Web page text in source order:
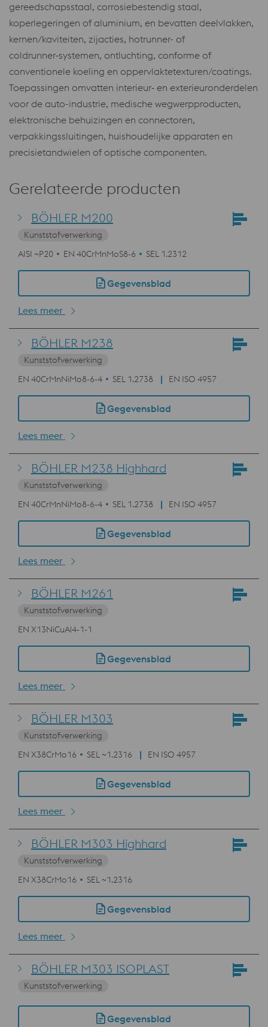
gereedschapsstaal, corrosiebestendig staal,
koperlegeringen of aluminium, en bevatten deelvlakken,
kernen/kaviteiten, zijacties, hotrunner- of
coldrunner‑systemen, ontluchting, conforme of
conventionele koeling en oppervlaktetexturen/coatings.
Toepassingen omvatten interieur‑ en exterieuronderdelen
voor de auto-industrie, medische wegwerpproducten,
elektronische behuizingen en connectoren,
verpakkingssluitingen, huishoudelijke apparaten en
precisietandwielen of optische componenten.
Gerelateerde producten
BÖHLER M200
Kunststofverwerking
AISI ~P20
EN 40CrMnMoS8-6 SEL 1.2312
Gegevensblad
Lees meer
BÖHLER M238
Kunststofverwerking
EN 40CrMnNiMo8-6-4
SEL 1.2738 EN ISO 4957
Gegevensblad
Lees meer
BÖHLER M238 Highhard
Kunststofverwerking
EN 40CrMnNiMo8-6-4
SEL 1.2738 EN ISO 4957
Gegevensblad
Lees meer
BÖHLER M261
Kunststofverwerking
EN X13NiCuAl4-1-1
Gegevensblad
Lees meer
BÖHLER M303
Kunststofverwerking
EN X38CrMo16
SEL ~1.2316 EN ISO 4957
Gegevensblad
Lees meer
BÖHLER M303 Highhard
Kunststofverwerking
EN X38CrMo16
SEL ~1.2316
Gegevensblad
Lees meer
BÖHLER M303 ISOPLAST
Kunststofverwerking
Gegevensblad